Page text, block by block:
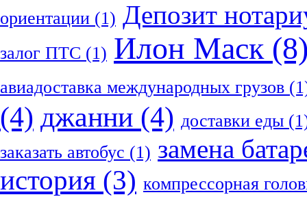
ориентации (1) Депозит
залог ПТС (1) Илон Маск
авиадоставка международных грузов
(4) джанни (4) доставки еды
заказать автобус (1) замена
история (3) компрессорная